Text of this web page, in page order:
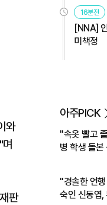
와
판
16분전
[NNA]
미책정
아주PICK
"속옷 빨고
병 학생 돌본
"경솔한 언
숙인 신동엽,